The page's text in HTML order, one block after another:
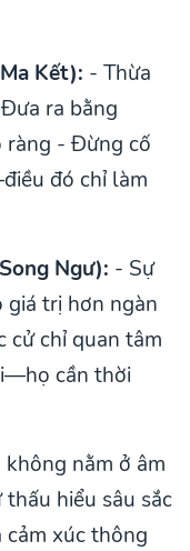
Kết): - Thừa
ra bằng
ràng - Đừng cố
đó chỉ làm
Ngư): - Sự
giá trị hơn ngàn
cử chỉ quan tâm
cần thời
nằm ở âm
hiểu sâu sắc
cảm xúc thông